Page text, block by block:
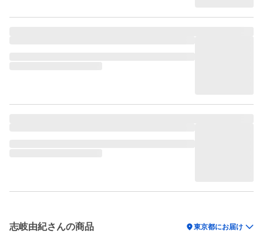
志岐由紀さんの商品 location_on東京都にお届け